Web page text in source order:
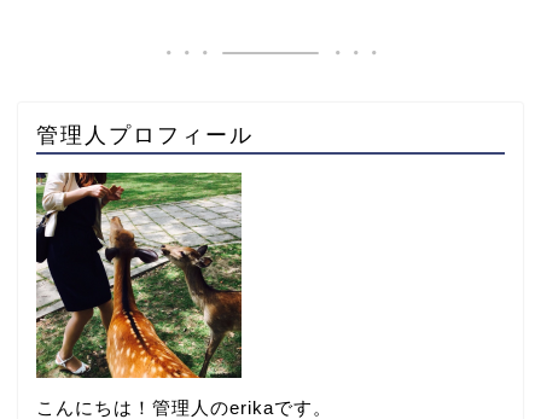
管理人プロフィール
こんにちは！管理人のerikaです。